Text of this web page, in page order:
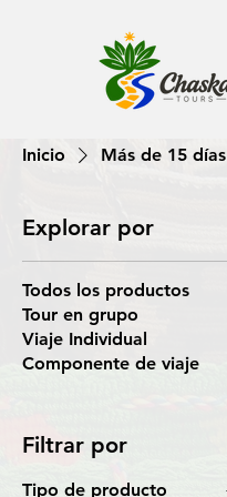
Inicio Más de 15 días
Explorar por
Todos los productos
Tour en grupo
Viaje Individual
Componente de viaje
Filtrar por
Tipo de producto